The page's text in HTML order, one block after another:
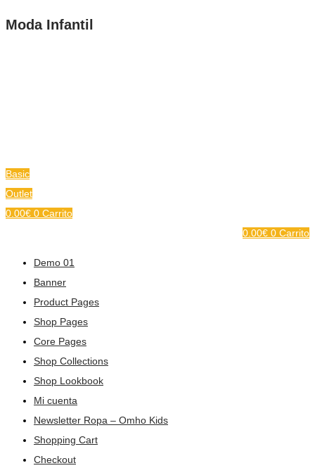
Moda Infantil
Basic
Outlet
0.00€ 0 Carrito
0.00€ 0 Carrito
Demo 01
Banner
Product Pages
Shop Pages
Core Pages
Shop Collections
Shop Lookbook
Mi cuenta
Newsletter Ropa – Omho Kids
Shopping Cart
Checkout